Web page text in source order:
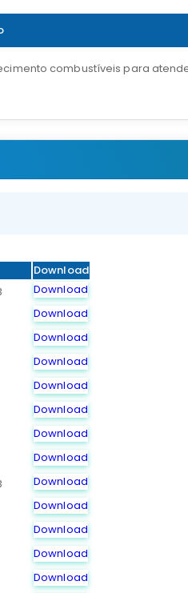
combustíveis para
Download
Download
Download
Download
Download
Download
Download
Download
Download
Download
Download
Download
Download
Download